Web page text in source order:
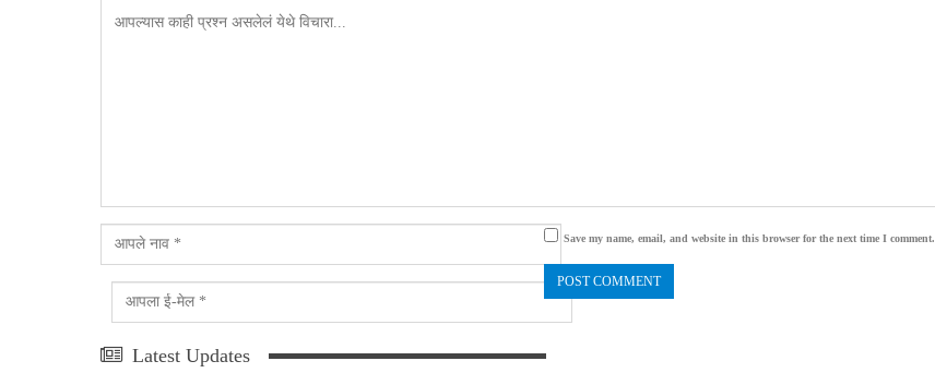
Save my name, email, and website in this browser for the next time I comment.
Latest Updates